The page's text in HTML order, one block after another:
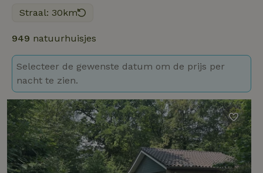
Straal: 30km
949 natuurhuisjes
Selecteer de gewenste datum om de prijs per
nacht te zien.